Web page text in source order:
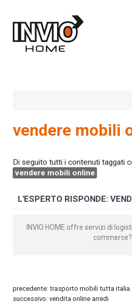
LAVORA CON NOI
CERCA IL TUO ORDINE
vendere mobili
Di seguito tutti i contenuti taggati
vendere mobili online
L'ESPERTO RISPONDE:
INVIO HOME offre servizi di
commerce?
precedente: trasporto mobili tutta italia
successivo: vendita online arredi